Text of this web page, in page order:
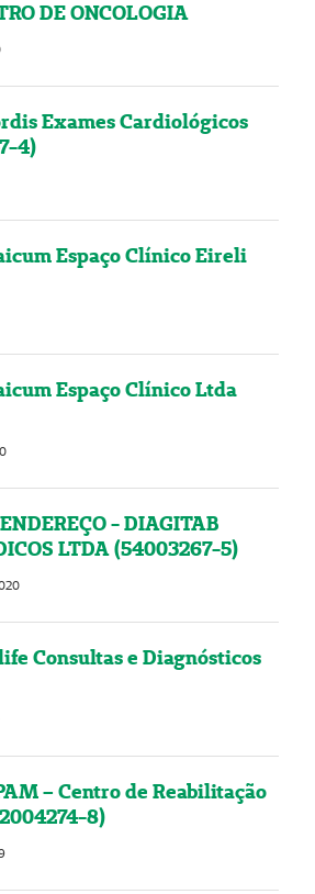
DE ONCOLOGIA
Exames Cardiológicos
4)
Espaço Clínico Eireli
Espaço Clínico Ltda
- DIAGITAB
LTDA (54003267-5)
Consultas e Diagnósticos
– Centro de Reabilitação
8)